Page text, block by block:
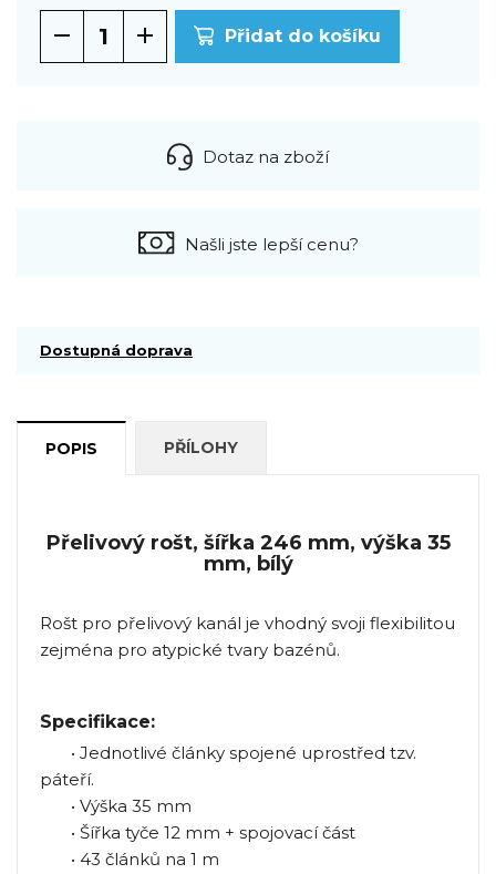
Přidat do košíku
Dotaz na zboží
Našli jste lepší cenu?
Dostupná doprava
POPIS PŘÍLOHY
Přelivový rošt, šířka 246 mm, výška 35
mm, bílý
Rošt pro přelivový kanál je vhodný svoji flexibilitou
zejména pro atypické tvary bazénů.
Specifikace:
• Jednotlivé články spojené uprostřed tzv.
páteří.
• Výška 35 mm
• Šířka tyče 12 mm + spojovací část
• 43 článků na 1 m